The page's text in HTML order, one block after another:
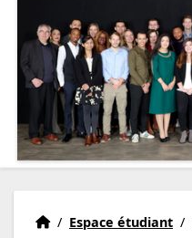
Présentation
Accueil
/ Espace étudiant /